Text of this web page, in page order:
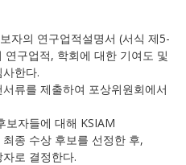
자의 연구업적설명서 (서식 제5-
구업적, 학회에 대한 기여도 및
한다.
류를 제출하여 포상위원회에서
보자들에 대해 KSIAM
종 수상 후보를 선정한 후,
로 결정한다.